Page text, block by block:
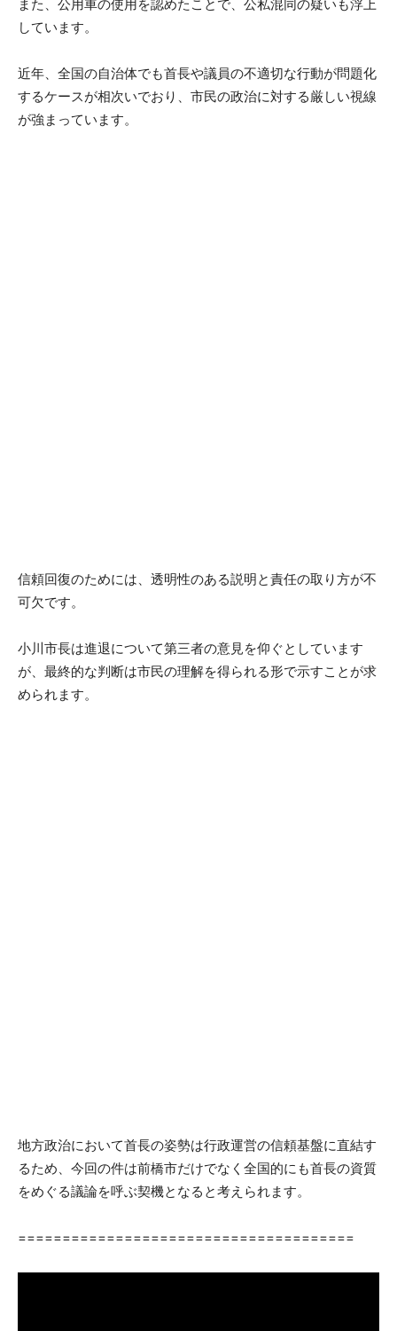
また、公用車の使用を認めたことで、公私混同の疑いも浮上
しています。
近年、全国の自治体でも首長や議員の不適切な行動が問題化
するケースが相次いでおり、市民の政治に対する厳しい視線
が強まっています。
信頼回復のためには、透明性のある説明と責任の取り方が不
可欠です。
小川市長は進退について第三者の意見を仰ぐとしています
が、最終的な判断は市民の理解を得られる形で示すことが求
められます。
地方政治において首長の姿勢は行政運営の信頼基盤に直結す
るため、今回の件は前橋市だけでなく全国的にも首長の資質
をめぐる議論を呼ぶ契機となると考えられます。
======================================